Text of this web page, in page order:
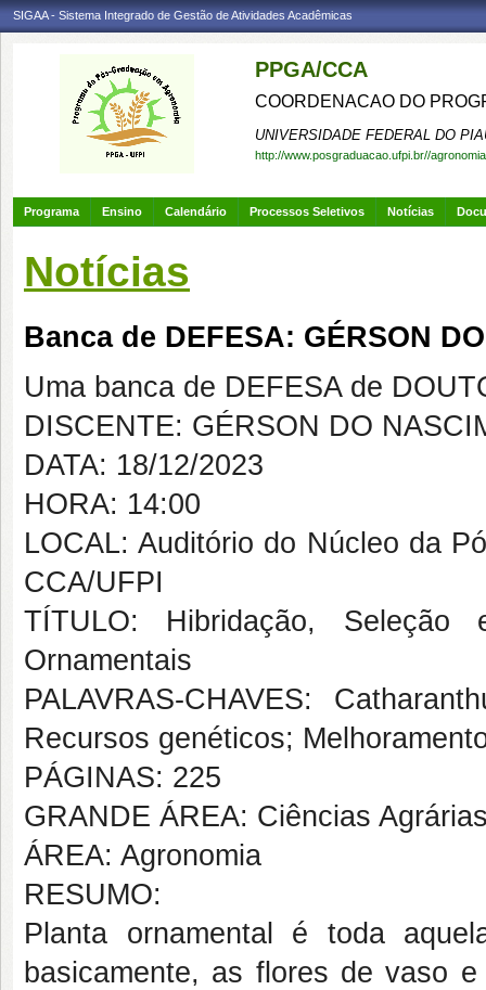
SIGAA - Sistema Integrado de Gestão de Atividades Acadêmicas
PPGA/CCA
COORDENACAO DO
UNIVERSIDADE FEDERAL DO
http://www.posgraduacao.ufpi.br//agronomia
Programa Ensino Calendário Processos Seletivos Notícias
Notícias
Banca de DEFESA: GÉRSON
Uma banca de DEFESA de
DISCENTE: GÉRSON DO
DATA: 18/12/2023
HORA: 14:00
LOCAL: Auditório do Núcleo da
CCA/UFPI
TÍTULO: Hibridação, Seleção
Ornamentais
PALAVRAS-CHAVES:
Recursos genéticos;
PÁGINAS: 225
GRANDE ÁREA: Ciências
ÁREA: Agronomia
RESUMO:
Planta ornamental é toda
basicamente, as flores de vaso